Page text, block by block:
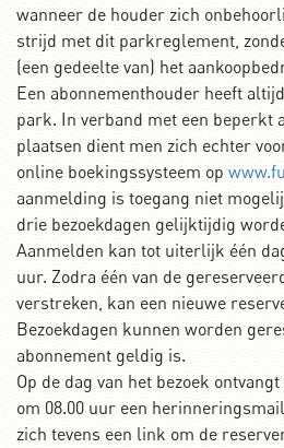
wanneer de houder zich
strijd met dit parkreglement,
(een gedeelte van) het
Een abonnementhouder heeft
park. In verband met een beperkt
plaatsen dient men zich echter
online boekingssysteem op
aanmelding is toegang niet
drie bezoekdagen gelijktijdig
Aanmelden kan tot uiterlijk één
uur. Zodra één van de
verstreken, kan een nieuwe
Bezoekdagen kunnen worden
abonnement geldig is.
Op de dag van het bezoek
om 08.00 uur een
zich tevens een link om de